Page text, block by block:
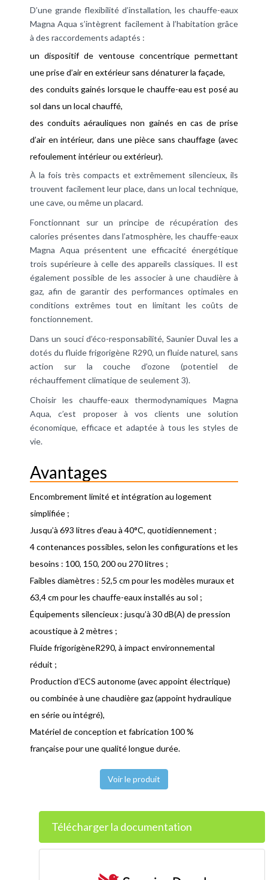
D’une grande flexibilité d’installation, les chauffe-eaux
Magna Aqua s’intègrent facilement à l’habitation grâce
à des raccordements adaptés :
un dispositif de ventouse concentrique permettant
une prise d’air en extérieur sans dénaturer la façade,
des conduits gainés lorsque le chauffe-eau est posé au
sol dans un local chauffé,
des conduits aérauliques non gainés en cas de prise
d’air en intérieur, dans une pièce sans chauffage (avec
refoulement intérieur ou extérieur).
À la fois très compacts et extrêmement silencieux, ils
trouvent facilement leur place, dans un local technique,
une cave, ou même un placard.
Fonctionnant sur un principe de récupération des
calories présentes dans l’atmosphère, les chauffe-eaux
Magna Aqua présentent une efficacité énergétique
trois supérieure à celle des appareils classiques. Il est
également possible de les associer à une chaudière à
gaz, afin de garantir des performances optimales en
conditions extrêmes tout en limitant les coûts de
fonctionnement.
Dans un souci d’éco-responsabilité, Saunier Duval les a
dotés du fluide frigorigène R290, un fluide naturel, sans
action sur la couche d’ozone (potentiel de
réchauffement climatique de seulement 3).
Choisir les chauffe-eaux thermodynamiques Magna
Aqua, c’est proposer à vos clients une solution
économique, efficace et adaptée à tous les styles de
vie.
Avantages
Encombrement limité et intégration au logement
simplifiée ;
Jusqu’à 693 litres d’eau à 40°C, quotidiennement ;
4 contenances possibles, selon les configurations et les
besoins : 100, 150, 200 ou 270 litres ;
Faibles diamètres : 52,5 cm pour les modèles muraux et
63,4 cm pour les chauffe-eaux installés au sol ;
Équipements silencieux : jusqu’à 30 dB(A) de pression
acoustique à 2 mètres ;
Fluide frigorigèneR290, à impact environnemental
réduit ;
Production d’ECS autonome (avec appoint électrique)
ou combinée à une chaudière gaz (appoint hydraulique
en série ou intégré),
Matériel de conception et fabrication 100 %
française pour une qualité longue durée.
Voir le produit
Télécharger la documentation